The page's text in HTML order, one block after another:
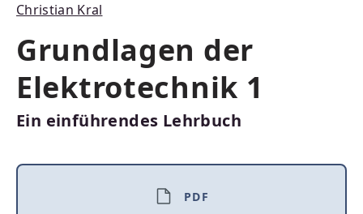
Christian Kral
Grundlagen der
Elektrotechnik 1
Ein einführendes Lehrbuch
PDF